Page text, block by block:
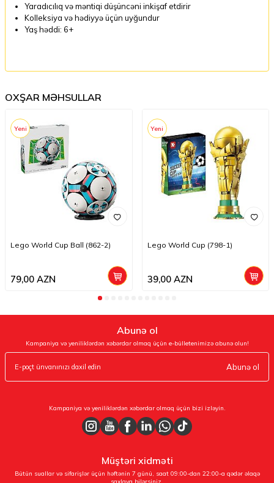
Yaradıcılıq və məntiqi düşüncəni inkişaf etdirir
Kolleksiya və hədiyyə üçün uyğundur
Yaş həddi: 6+
OXŞAR MƏHSULLAR
Yeni
Lego World Cup Ball (862-2)
79,00 AZN
Yeni
Lego World Cup (798-1)
39,00AZN
Abunə ol
Kampaniya və yeniliklərdən xəbərdar olmaq üçün e-bülletenimizə abunə olun!
Abunə ol
Kampaniya və yeniliklərdən xəbərdar olmaq üçün bizi izləyin.
Müştəri xidməti
Bütün suallar və sifarişlər üçün həftənin 7 günü, saat 09:00-dan 22:00-a qədər əlaqə